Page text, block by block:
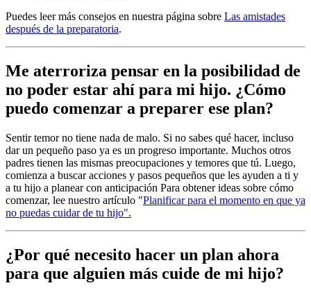
Puedes leer más consejos en nuestra página sobre Las amistades
después de la preparatoria.
Me aterroriza pensar en la posibilidad de
no poder estar ahí para mi hijo. ¿Cómo
puedo comenzar a preparer ese plan?
Sentir temor no tiene nada de malo. Si no sabes qué hacer, incluso
dar un pequeño paso ya es un progreso importante. Muchos otros
padres tienen las mismas preocupaciones y temores que tú. Luego,
comienza a buscar acciones y pasos pequeños que les ayuden a ti y
a tu hijo a planear con anticipación Para obtener ideas sobre cómo
comenzar, lee nuestro artículo "Planificar para el momento en que ya
no puedas cuidar de tu hijo".
¿Por qué necesito hacer un plan ahora
para que alguien más cuide de mi hijo?